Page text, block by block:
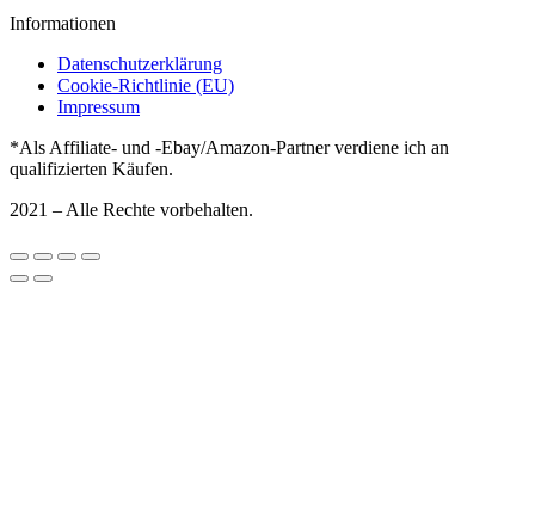
Informationen
Datenschutzerklärung
Cookie-Richtlinie (EU)
Impressum
*Als Affiliate- und -Ebay/Amazon-Partner verdiene ich an
qualifizierten Käufen.
2021 – Alle Rechte vorbehalten.